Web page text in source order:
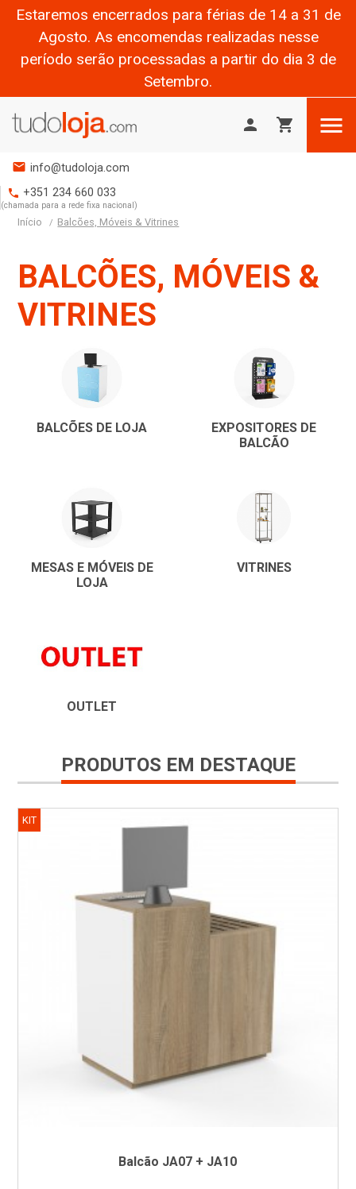
Estaremos encerrados para férias de 14 a 31 de
Agosto. As encomendas realizadas nesse
período serão processadas a partir do dia 3 de
Setembro.
person shopping_cart 
mail info@tudoloja.com
phone +351 234 660 033
(chamada para a rede fixa nacional)
Início Balcões, Móveis & Vitrines
BALCÕES, MÓVEIS &
VITRINES
BALCÕES DE LOJA
EXPOSITORES DE
BALCÃO
MESAS E MÓVEIS DE
LOJA
VITRINES
OUTLET
PRODUTOS EM DESTAQUE
Balcão JA07 + JA10
KIT